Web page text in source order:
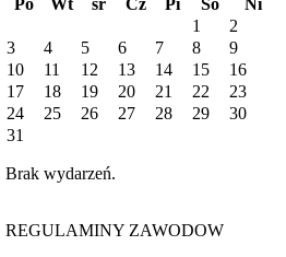
Po
Wt śr Cz Pi So
Ni
1
2
3
4 5 6 7 8
9
10
11 12 13 14 15
16
17
18 19 20 21 22
23
24
25 26 27 28 29
30
31
Brak wydarzeń.
REGULAMINY ZAWODOW